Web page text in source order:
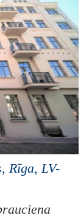
Rīga, LV-